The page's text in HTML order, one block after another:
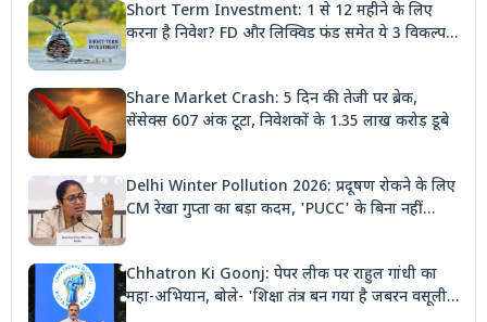
Short Term Investment: 1 से 12 महीने के लिए
करना है निवेश? FD और लिक्विड फंड समेत ये 3 विकल्प
Share Market Crash: 5 दिन की तेजी पर ब्रेक,
सेंसेक्स 607 अंक टूटा, निवेशकों के 1.35 लाख करोड़ डूबे
Delhi Winter Pollution 2026: प्रदूषण रोकने के लिए
CM रेखा गुप्ता का बड़ा कदम, 'PUCC' के बिना नहीं
Chhatron Ki Goonj: पेपर लीक पर राहुल गांधी का
महा-अभियान, बोले- 'शिक्षा तंत्र बन गया है जबरन वसूली